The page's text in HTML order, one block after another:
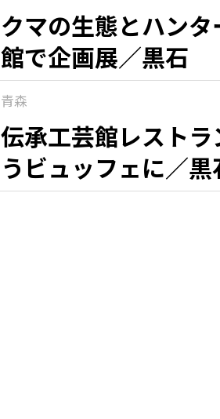
クマの生態とハン
館で企画展／黒石
青森
伝承工芸館レスト
うビュッフェに／黒